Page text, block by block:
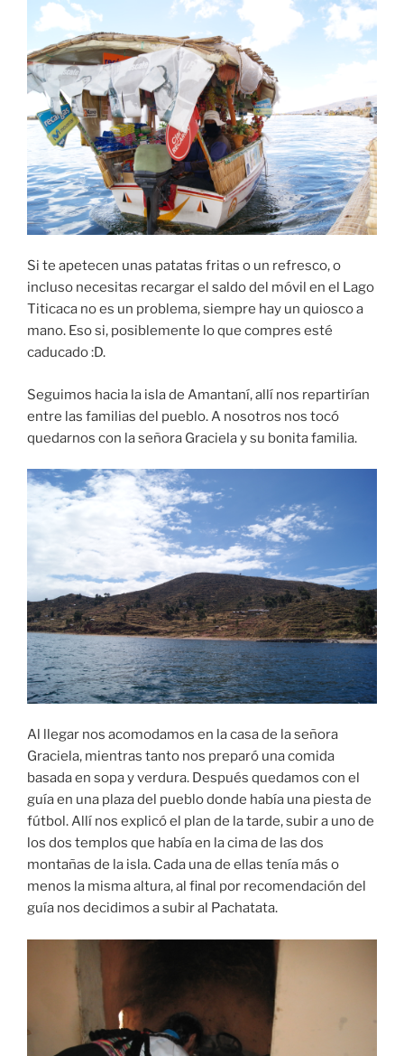
Si te apetecen unas patatas fritas o un refresco, o
incluso necesitas recargar el saldo del móvil en el Lago
Titicaca no es un problema, siempre hay un quiosco a
mano. Eso si, posiblemente lo que compres esté
caducado :D.
Seguimos hacia la isla de Amantaní, allí nos repartirían
entre las familias del pueblo. A nosotros nos tocó
quedarnos con la señora Graciela y su bonita familia.
Al llegar nos acomodamos en la casa de la señora
Graciela, mientras tanto nos preparó una comida
basada en sopa y verdura. Después quedamos con el
guía en una plaza del pueblo donde había una piesta de
fútbol. Allí nos explicó el plan de la tarde, subir a uno de
los dos templos que había en la cima de las dos
montañas de la isla. Cada una de ellas tenía más o
menos la misma altura, al final por recomendación del
guía nos decidimos a subir al Pachatata.